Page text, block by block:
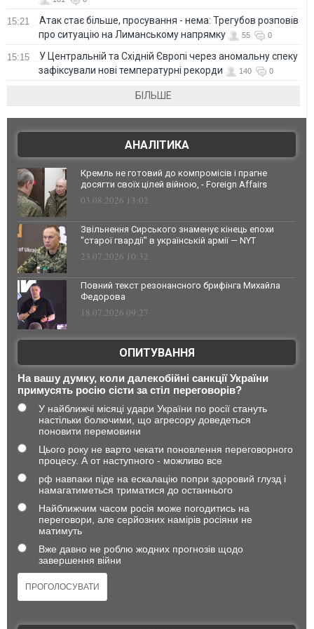
15:21
Атак стає більше, просування - нема: Трегубов розповів
про ситуацію на Лиманському напрямку
55 0
15:15
У Центральній та Східній Європі через аномальну спеку
зафіксували нові температурні рекорди
140 0
БІЛЬШЕ
АНАЛІТИКА
Кремль не готовий до компромісів і прагне
досягти своїх цілей війною, - Foreign Affairs
03.08.2026 13:02
Звільнення Сирського знаменує кінець епохи
"старої гвардії" в українській армії — NYT
23.07.2026 10:32
Повний текст резонансного брифінга Михайла
Федорова
18.07.2026 09:27
ОПИТУВАННЯ
На вашу думку, коли далекобійні санкції України
примусять росію сісти за стіл переговорів?
У найближчі місяці удари України по росії стануть
настільки болючими, що агресору доведеться
поновити перемовини
Цього року не варто чекати поновлення переговорного
процесу. А от наступного - можливо все
рф навпаки піде на ескалацію попри здоровий глузд і
намагатиметься триматися до останнього
Найближчим часом росія може погодитись на
переговори, але серйозних намірів росіяни не
матимуть
Вже давно не роблю жодних прогнозів щодо
завершення війни